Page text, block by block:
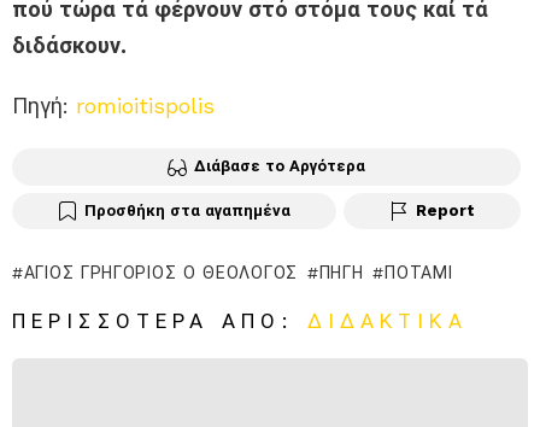
πού τώρα τά φέρνουν στό στόμα τους καί τά
διδάσκουν.
Πηγή: romioitispolis
Διάβασε το Αργότερα
Προσθήκη στα αγαπημένα Report
ΆΓΙΟΣ ΓΡΗΓΌΡΙΟΣ Ο ΘΕΟΛΌΓΟΣ ΠΗΓΉ ΠΟΤΆΜΙ
ΠΕΡΙΣΣΌΤΕΡΑ ΑΠΌ: ΔΙΔΑΚΤΙΚΆ